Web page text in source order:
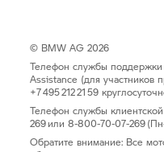
© BMW AG 2026
Телефон службы
Assistance (для
+7 495 212 21 59
Телефон службы
269 или 8-800-70-07-269
Обратите внимание: Все